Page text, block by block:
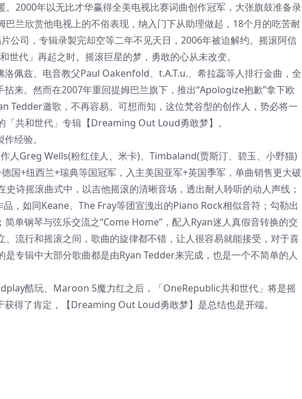
2000年以无比才华赢得全美电视比赛词曲创作冠军，大张旗鼓准备录
兰欣赏他电视上的不俗表现，纳入门下从助理做起，18个月的吃苦耐
公司，专辑录製完却空等二年不见天日，2006年被迫解约。摇滚阿信
代」再起之时。摇滚巨星的梦，勇敢的心从未改变。
佩兹、电音教父Paul Oakenfold、t.A.T.u.、希拉蕊等人排行金曲，全
来。然而在2007年重回提姆巴兰旗下，推出“Apologize抱歉”拿下欧
Tedder邀歌，不再容易。可想而知，这位梵谷型的创作人，势必将一
共和世代」专辑【Dreaming Out Loud勇敢梦】。
经验。
Greg Wells(粉红佳人、米卡)、Timbaland(贾斯汀、碧玉、小野猫)
国+纽西兰+瑞典等国冠军，入主美国亚军+英国季军，单曲销售更大破
诗摇滚曲式中，以吉他摇滚的清晰音场，透出耐人聆听的动人声线；
，如同Keane、The Fray等团宣洩出的Piano Rock相似音符；勾勒出
单钢琴与弦乐交流之“Come Home”，配入Ryan迷人真假音转换的交
流行和摇滚之间，歌曲的旋律都不错，让人很容易就能接受，对于喜
专辑中大部分歌曲都是由Ryan Tedder来完成，也是一个不简单的人
酷玩、Maroon 5魔力红之后，「OneRepublic共和世代」将是摇
得了肯定，【Dreaming Out Loud勇敢梦】是总结也是开端。